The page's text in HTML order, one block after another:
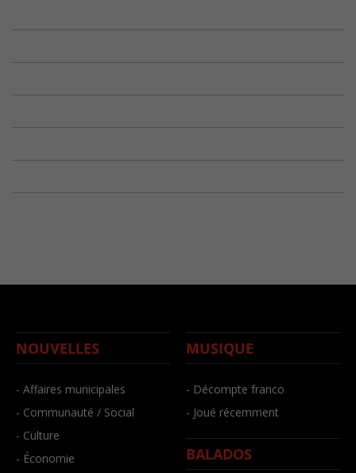
NOUVELLES
- Affaires municipales
- Communauté / Social
- Culture
- Économie
MUSIQUE
- Décompte franco
- Joué récemment
BALADOS